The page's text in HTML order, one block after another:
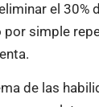
el 30%
simple
de las